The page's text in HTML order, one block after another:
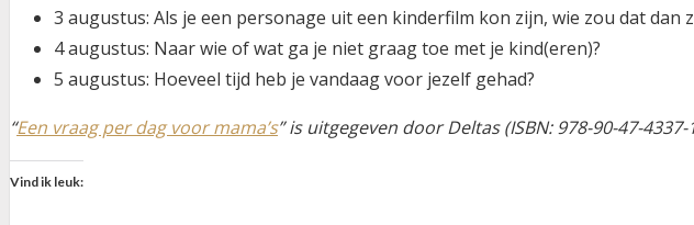
3 augustus: Als je een personage uit een kinderfilm kon zijn, wie zou dat dan
4 augustus: Naar wie of wat ga je niet graag toe met je kind(eren)?
5 augustus: Hoeveel tijd heb je vandaag voor jezelf gehad?
“Een vraag per dag voor mama’s” is uitgegeven door Deltas (ISBN: 978-90-47-4337-
Vind ik leuk: